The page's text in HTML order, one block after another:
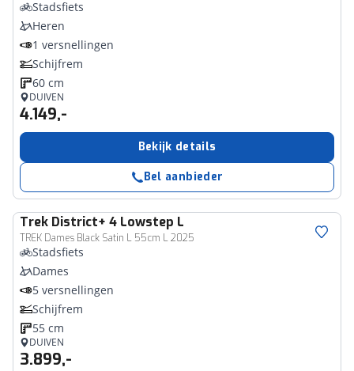
Stadsfiets
Heren
1 versnellingen
Schijfrem
60 cm
DUIVEN
4.149,-
Bekijk details
Bel aanbieder
Trek District+ 4 Lowstep L
TREK Dames Black Satin L 55cm L 2025
Stadsfiets
Dames
5 versnellingen
Schijfrem
55 cm
DUIVEN
3.899,-